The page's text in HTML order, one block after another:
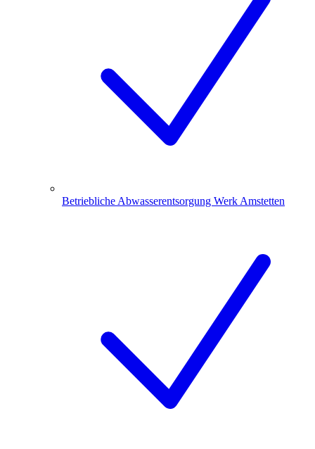
Betriebliche Abwasserentsorgung Werk Amstetten